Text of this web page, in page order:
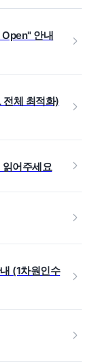
안내
전체 최적화)
어주세요
(1차원인수